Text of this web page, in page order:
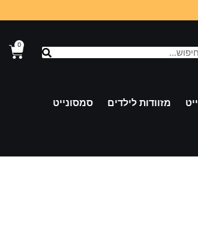
0
מזוודות לילדים סמסונייט